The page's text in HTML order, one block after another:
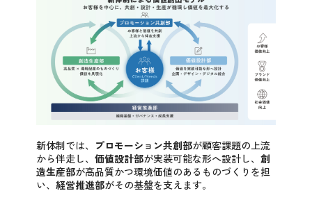
新体制では、 プロモーション共創部が顧客課題の上流
から伴走し、価値設計部が実装可能な形へ設計し、創
造生産部が高品質かつ環境価値のあるものづくりを担
い、経営推進部がその基盤を支えます。